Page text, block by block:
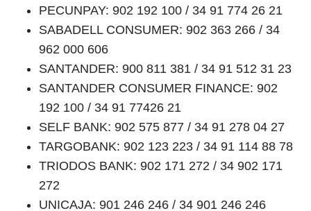
PECUNPAY: 902 192 100 / 34 91 774 26 21
SABADELL CONSUMER: 902 363 266 / 34
962 000 606
SANTANDER: 900 811 381 / 34 91 512 31 23
SANTANDER CONSUMER FINANCE: 902
192 100 / 34 91 77426 21
SELF BANK: 902 575 877 / 34 91 278 04 27
TARGOBANK: 902 123 223 / 34 91 114 88 78
TRIODOS BANK: 902 171 272 / 34 902 171
272
UNICAJA: 901 246 246 / 34 901 246 246